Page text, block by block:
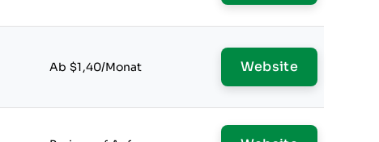
Ab $1,40/Monat Website